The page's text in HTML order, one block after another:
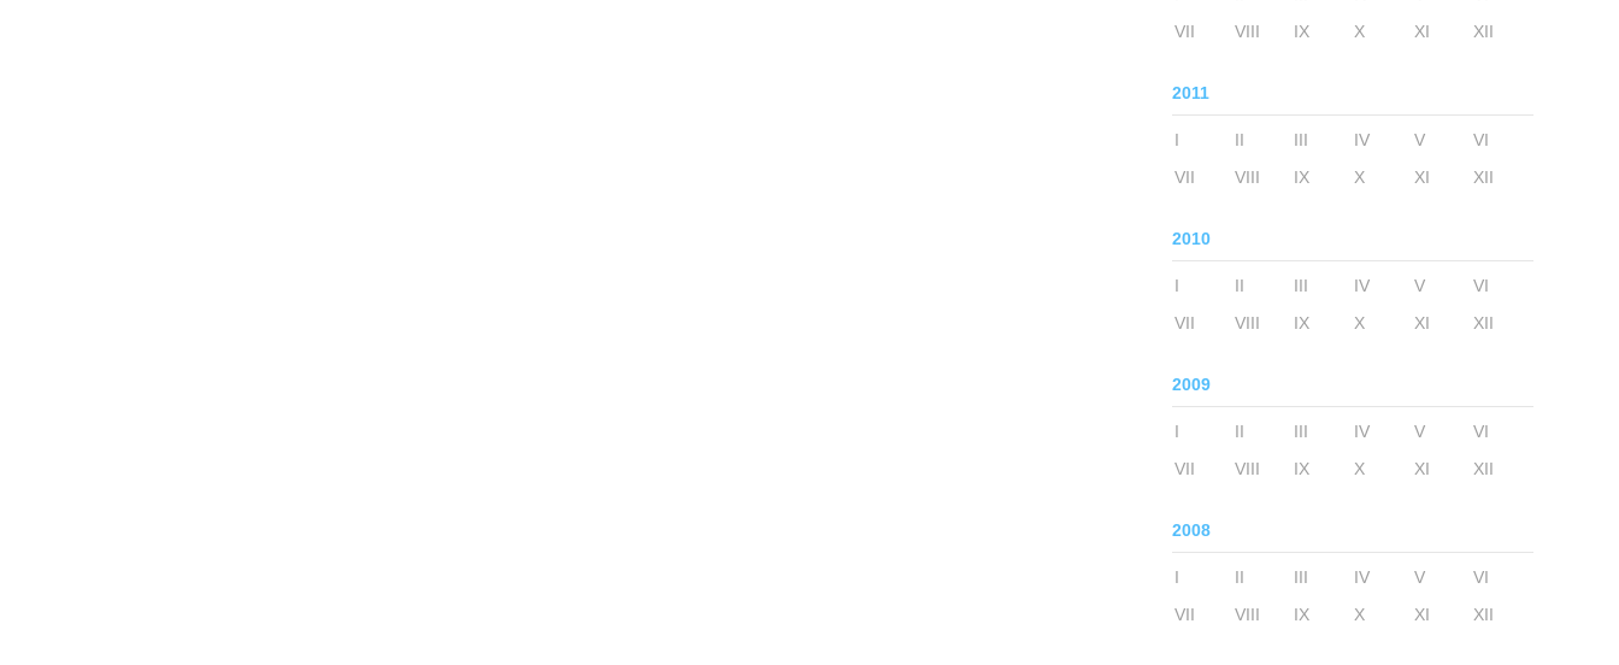
VII
VIII IX X XI XII
2011
I II III IV V
VI
VII
VIII IX X XI XII
2010
I II III IV V
VI
VII
VIII IX X XI XII
2009
I II III IV V
VI
VII
VIII IX X XI XII
2008
I II III IV V
VI
VII
VIII IX X XI XII